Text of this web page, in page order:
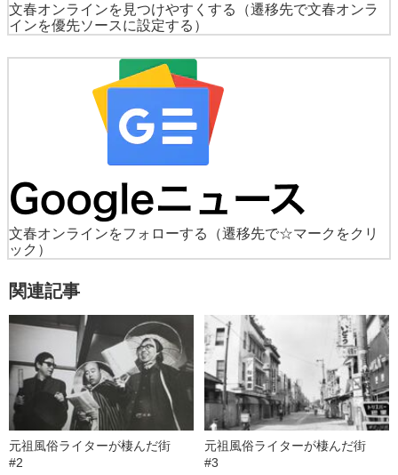
文春オンラインを見つけやすくする
（遷移先で文春オンラ
インを優先ソースに設定する）
文春オンラインをフォローする
（遷移先で☆マークをクリ
ック）
関連記事
元祖風俗ライターが棲んだ街
#2
元祖風俗ライターが棲んだ街
#3